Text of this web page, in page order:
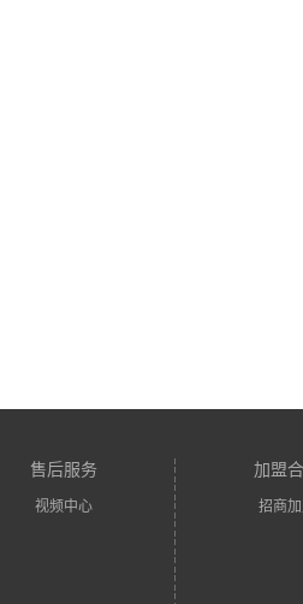
售后服务
视频中心
加盟
招商